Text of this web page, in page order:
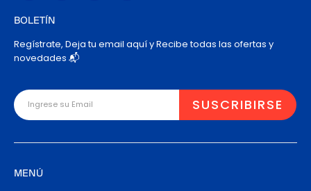
BOLETÍN
Regístrate, Deja tu email aquí y Recibe todas las ofertas y
novedades 📬
MENÚ